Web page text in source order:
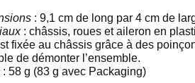
: 9,1 cm de long par 4 cm de
: châssis, roues et aileron en
fixée au châssis grâce à des
de démonter l’ensemble.
: 58 g (83 g avec Packaging)